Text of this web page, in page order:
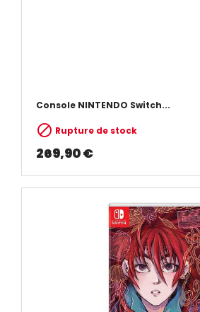
Console NINTENDO Switch...
 Rupture de stock
269,90 €